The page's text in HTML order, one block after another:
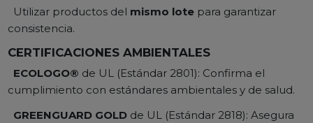
Utilizar productos del mismo lote para garantizar
consistencia.
CERTIFICACIONES AMBIENTALES
ECOLOGO® de UL (Estándar 2801): Confirma el
cumplimiento con estándares ambientales y de salud.
GREENGUARD GOLD de UL (Estándar 2818): Asegura